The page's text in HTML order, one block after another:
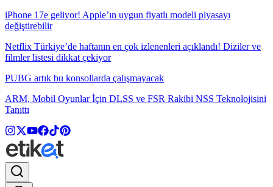
iPhone 17e geliyor! Apple’ın uygun fiyatlı modeli piyasayı
değiştirebilir
Netflix Türkiye’de haftanın en çok izlenenleri açıklandı! Diziler ve
filmler listesi dikkat çekiyor
PUBG artık bu konsollarda çalışmayacak
ARM, Mobil Oyunlar İçin DLSS ve FSR Rakibi NSS Teknolojisini
Tanıttı